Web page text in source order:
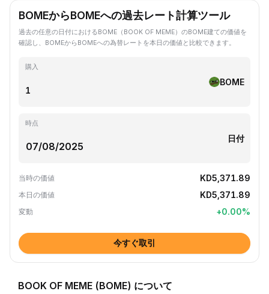
BOMEからBOMEへの過去レート計算ツール
過去の任意の日付におけるBOME（BOOK OF MEME）のBOME建ての価値を
確認し、BOMEからBOMEへの為替レートを本日の価値と比較できます。
購入
BOME
時点
日付
当時の価値 KD5,371.89
本日の価値 KD5,371.89
変動 +0.00%
今すぐ取引
BOOK OF MEME (BOME) について